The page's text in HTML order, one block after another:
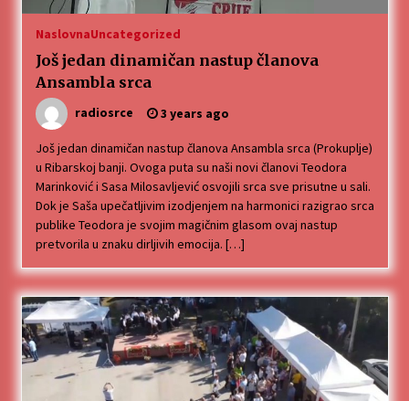
NaslovnaUncategorized
Još jedan dinamičan nastup članova
Ansambla srca
radiosrce 3 years ago
Još jedan dinamičan nastup članova Ansambla srca (Prokuplje)
u Ribarskoj banji. Ovoga puta su naši novi članovi Teodora
Marinković i Sasa Milosavljević osvojili srca sve prisutne u sali.
Dok je Saša upečatljivim izodjenjem na harmonici razigrao srca
publike Teodora je svojim magičnim glasom ovaj nastup
pretvorila u znaku dirljivih emocija. […]